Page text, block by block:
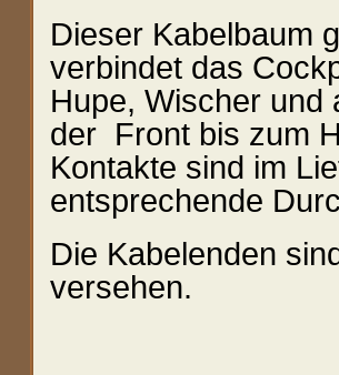
Dieser Kabelbaum
verbindet das
Hupe, Wischer und
der Front bis zum
Kontakte sind im
entsprechende
Die Kabelenden
versehen.